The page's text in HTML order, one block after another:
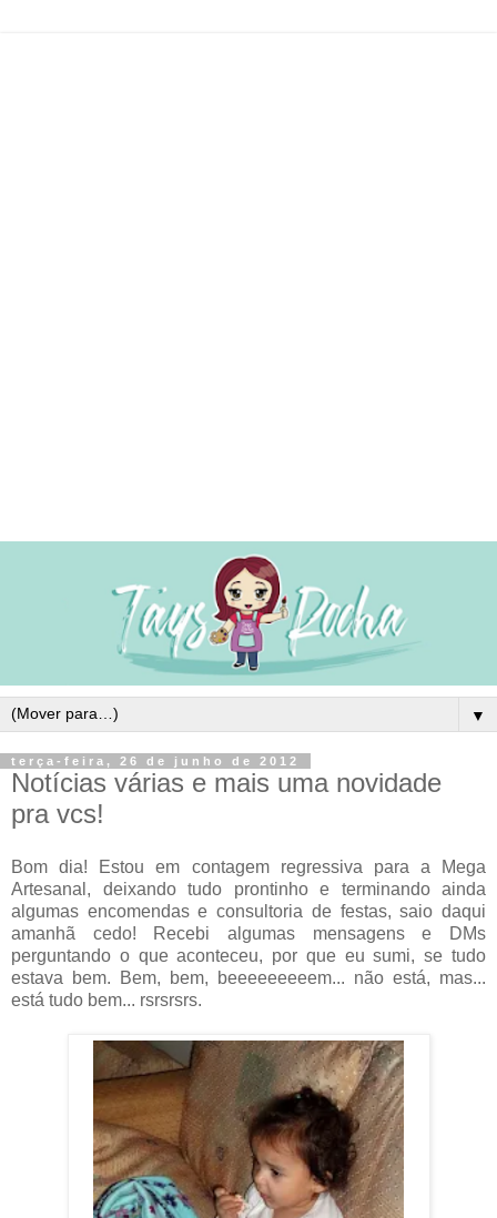
▼
terça-feira, 26 de junho de 2012
Notícias várias e mais uma novidade
pra vcs!
Bom dia! Estou em contagem regressiva para a Mega
Artesanal, deixando tudo prontinho e terminando ainda
algumas encomendas e consultoria de festas, saio daqui
amanhã cedo! Recebi algumas mensagens e DMs
perguntando o que aconteceu, por que eu sumi, se tudo
estava bem. Bem, bem, beeeeeeeeem... não está, mas...
está tudo bem... rsrsrsrs.